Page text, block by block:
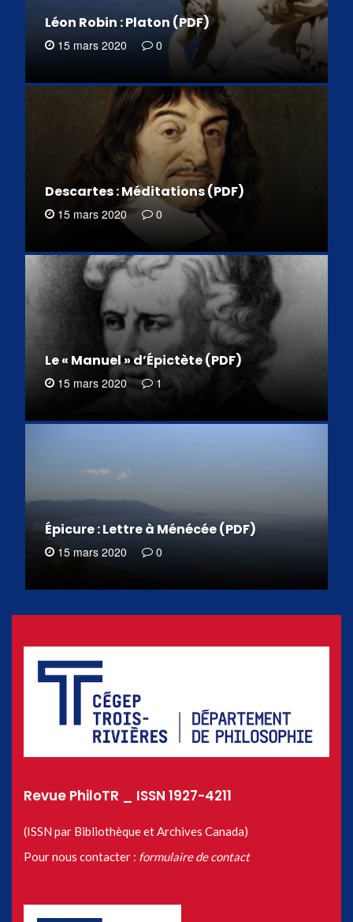
Léon Robin : Platon (PDF)
15 mars 2020 0
Descartes : Méditations (PDF)
15 mars 2020 0
Le « Manuel » d’Épictète (PDF)
15 mars 2020 1
Épicure : Lettre à Ménécée (PDF)
15 mars 2020 0
Revue PhiloTR _ ISSN 1927-4211
(ISSN par Bibliothèque et Archives Canada)
Pour nous contacter : formulaire de contact